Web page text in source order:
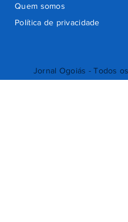
Jornal Ogoiás - Todos
Quem somos
Política de privacidade